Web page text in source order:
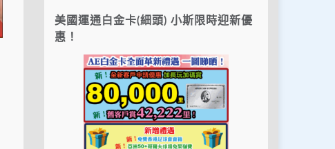
美國運通白金卡(細頭) 小斯限時迎新優
惠！